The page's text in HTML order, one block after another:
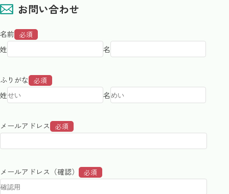
お問い合わせ
名前 必須
姓 名
ふりがな 必須
姓 名
メールアドレス 必須
メールアドレス（確認） 必須